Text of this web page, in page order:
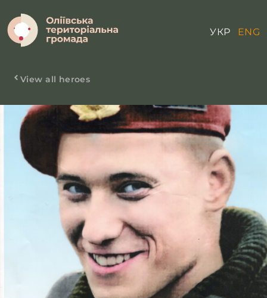
УКР ENG
View all heroes